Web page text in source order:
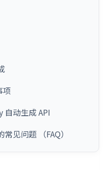
项
自动生成 API
见问题 （FAQ）